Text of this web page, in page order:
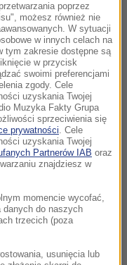
przed wejściem do
poprzez
możesz również nie
W sytuacji
w innych celach na
tym zakresie dostępne są
w przycisk
swoimi preferencjami
zgody. Cele
uzyskania Twojej
Muzyka Fakty Grupa
sprzeciwienia się
prywatności . Cele
uzyskania Twojej
Partnerów IAB oraz
znajdziesz w
momencie wycofać,
danych do naszych
trzecich (poza
usunięcia lub